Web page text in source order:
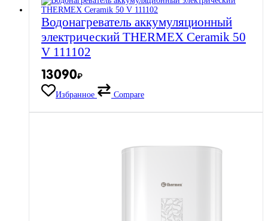
Водонагреватель аккумуляционный
электрический THERMEX Ceramik 50
V 111102
13090₽
Избранное Compare